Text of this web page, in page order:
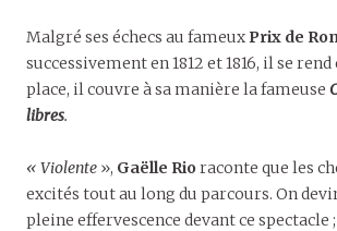
Malgré ses échecs au fameux Prix de
successivement en 1812 et 1816, il se rend
place, il couvre à sa manière la fameuse
libres.
« Violente », Gaëlle Rio raconte que les
excités tout au long du parcours. On
pleine effervescence devant ce spectacle